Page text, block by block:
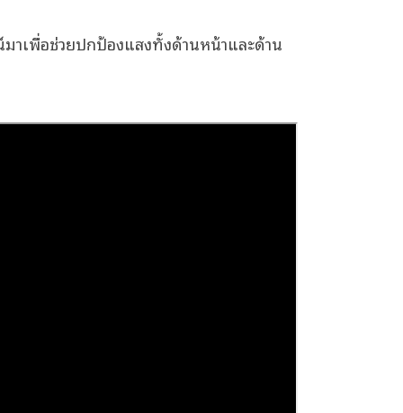
าเพื่อช่วยปกป้องแสงทั้งด้านหน้าและด้าน